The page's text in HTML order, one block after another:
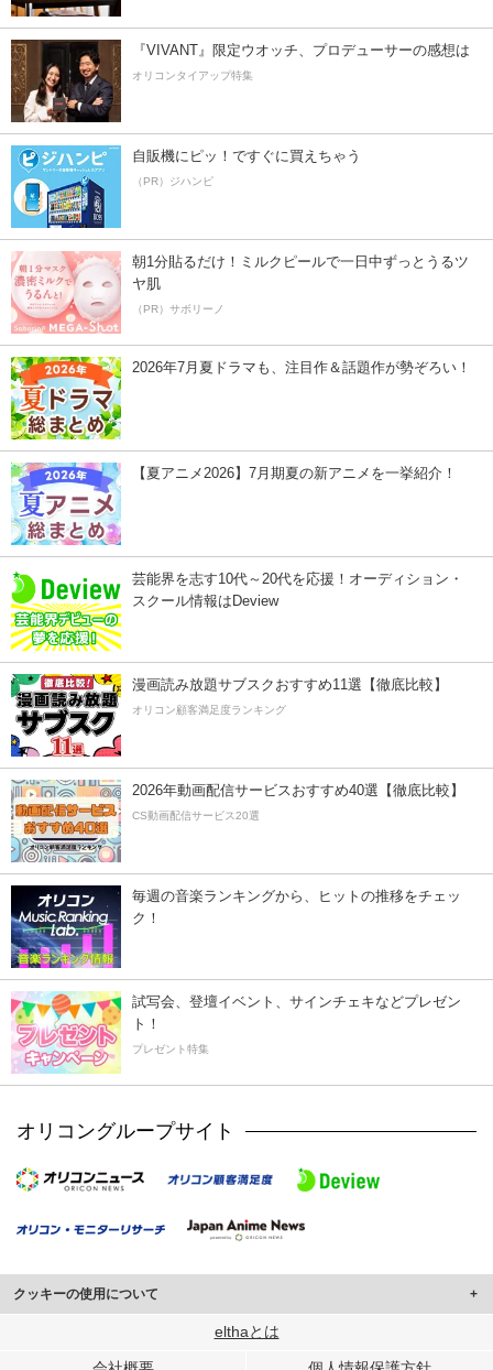
『VIVANT』限定ウオッチ、プロデューサーの感想は
オリコンタイアップ特集
自販機にピッ！ですぐに買えちゃう
（PR）ジハンピ
朝1分貼るだけ！ミルクピールで一日中ずっとうるツ
ヤ肌
（PR）サボリーノ
2026年7月夏ドラマも、注目作＆話題作が勢ぞろい！
【夏アニメ2026】7月期夏の新アニメを一挙紹介！
芸能界を志す10代～20代を応援！オーディション・
スクール情報はDeview
漫画読み放題サブスクおすすめ11選【徹底比較】
オリコン顧客満足度ランキング
2026年動画配信サービスおすすめ40選【徹底比較】
CS動画配信サービス20選
毎週の音楽ランキングから、ヒットの推移をチェッ
ク！
試写会、登壇イベント、サインチェキなどプレゼン
ト！
プレゼント特集
オリコングループサイト
クッキーの使用について
このサイトでは Cookie を使用して、ユーザーに合わせたコンテンツや広告の
elthaとは